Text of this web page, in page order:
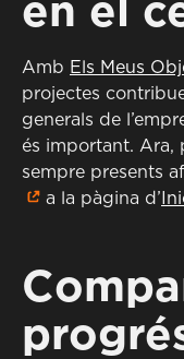
en el
Amb Els Meus
projectes
generals de
és important. Ara,
sempre presents
a la pàgina d’